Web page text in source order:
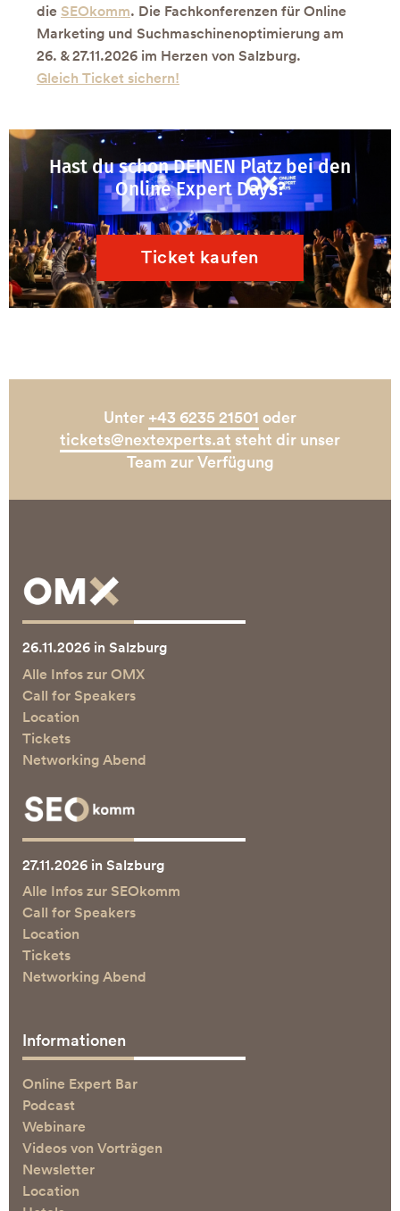
die SEOkomm. Die Fachkonferenzen für Online
Marketing und Suchmaschinenoptimierung am
26. & 27.11.2026 im Herzen von Salzburg.
Gleich Ticket sichern!
Hast du schon DEINEN Platz bei den
Online Expert Days?
Ticket kaufen
Unter +43 6235 21501 oder
tickets@nextexperts.at steht dir unser
Team zur Verfügung
26.11.2026 in Salzburg
Alle Infos zur OMX
Call for Speakers
Location
Tickets
Networking Abend
27.11.2026 in Salzburg
Alle Infos zur SEOkomm
Call for Speakers
Location
Tickets
Networking Abend
Informationen
Online Expert Bar
Podcast
Webinare
Videos von Vorträgen
Newsletter
Location